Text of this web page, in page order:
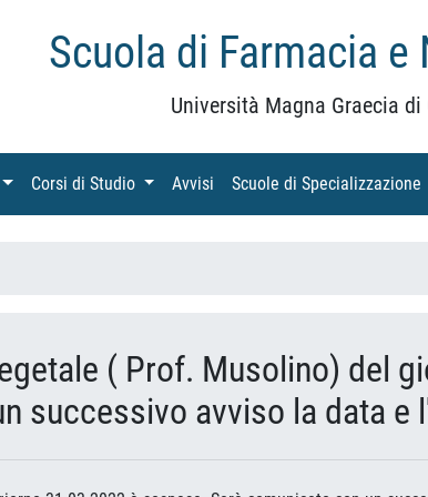
Scuola di Farmacia e
Università Magna Graecia di
(current)Corsi di Studio (current)
Avvisi (current)
Scuole di Specializzazione
( Prof. Musolino) del
successivo avviso la data e